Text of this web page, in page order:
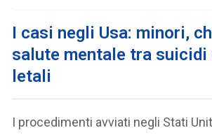
I casi negli Usa: minori,
salute mentale tra suicidi
letali
I procedimenti avviati negli Stati